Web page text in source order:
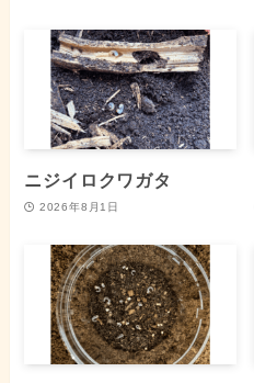
ニジイロクワガタ
2026年8月1日